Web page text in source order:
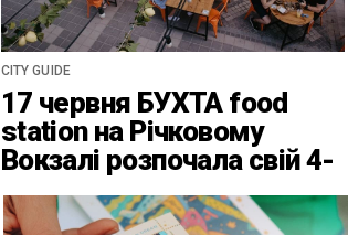
CITY GUIDE
17 червня БУХТА food
station на Річковому
Вокзалі розпочала свій 4-
ий найвідповідальніший
сезон